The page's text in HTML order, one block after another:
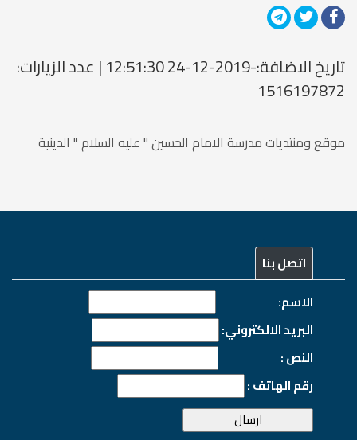
تاريخ الاضافة:-2019-12-24 12:51:30 | عدد الزيارات:
1516197872
موقع ومنتديات مدرسة الامام الحسين " عليه السلام " الدينية
اتصل بنا
الاسم:
البريد الالكتروني:
النص :
رقم الهاتف :